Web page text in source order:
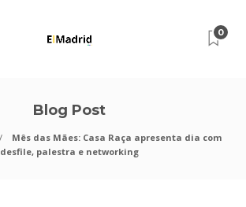
0
Blog Post
Mês das Mães: Casa Raça apresenta dia com
desfile, palestra e networking